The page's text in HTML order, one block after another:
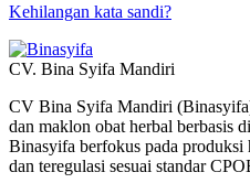
Kehilangan kata sandi?
CV. Bina Syifa Mandiri
CV Bina Syifa Mandiri
dan maklon obat herbal berbasis
Binasyifa berfokus pada produksi
dan teregulasi sesuai standar